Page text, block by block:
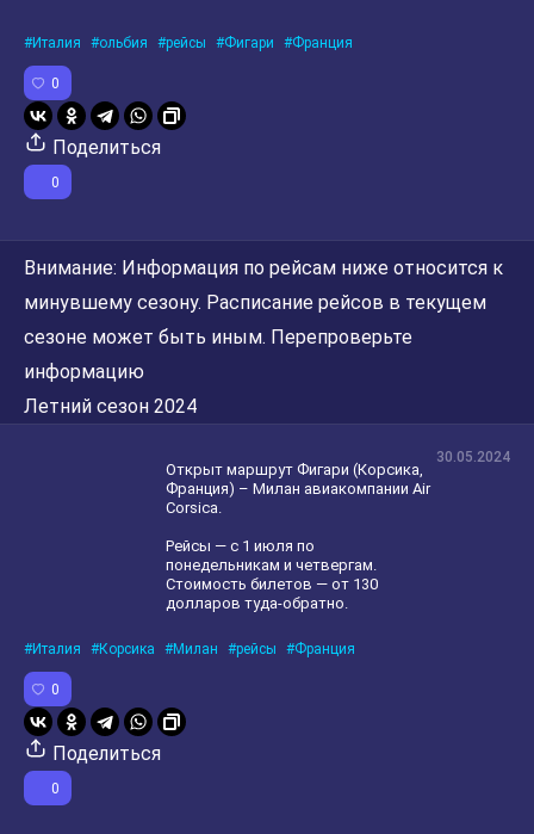
Италия ольбия рейсы Фигари Франция
0
Поделиться
0
Внимание: Информация по рейсам ниже относится к
минувшему сезону. Расписание рейсов в текущем
сезоне может быть иным. Перепроверьте
информацию
Летний сезон 2024
30.05.2024
Открыт маршрут Фигари (Корсика,
Франция) – Милан авиакомпании Air
Corsica.
Рейсы — с 1 июля по
понедельникам и четвергам.
Стоимость билетов — от 130
долларов туда-обратно.
Италия Корсика Милан рейсы Франция
0
Поделиться
0